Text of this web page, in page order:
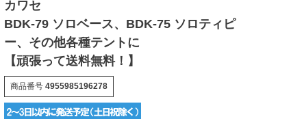
カワセ
BDK-79 ソロベース、BDK-75 ソロティピ
ー、その他各種テントに
【頑張って送料無料！】
商品番号 4955985196278